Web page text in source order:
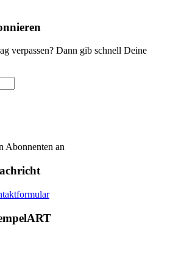
verpassen? Dann gib schnell Deine
Abonnenten an